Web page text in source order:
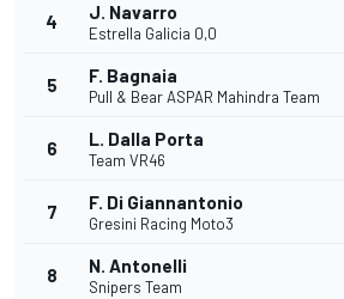
4 J. Navarro
Estrella Galicia 0,0
5 F. Bagnaia
Pull & Bear ASPAR Mahindra Team
6 L. Dalla Porta
Team VR46
7 F. Di Giannantonio
Gresini Racing Moto3
8 N. Antonelli
Snipers Team